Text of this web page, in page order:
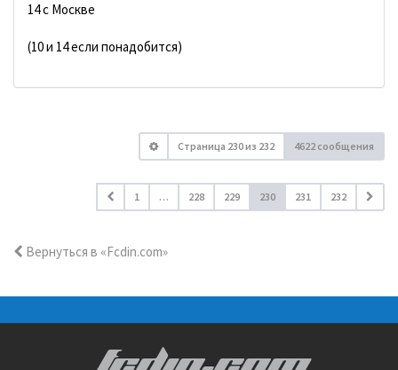
14 с Москве
(10 и 14 если понадобится)
Страница 230из 232 4622 сообщения
1 … 228 229 230 231 232
Вернуться в «Fcdin.com»